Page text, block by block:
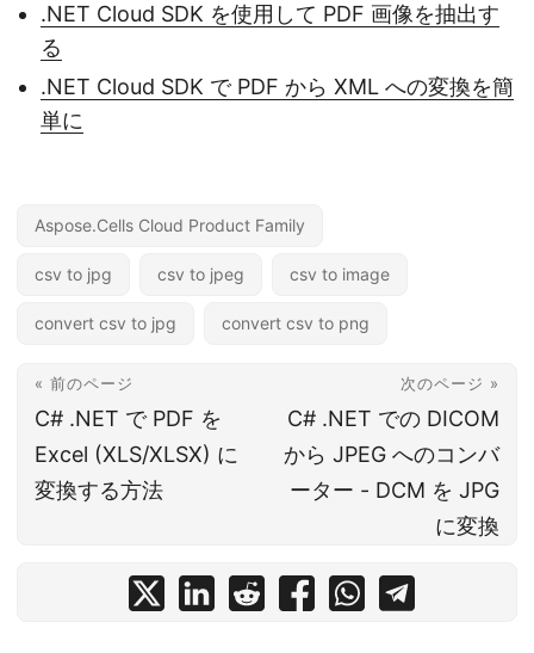
.NET Cloud SDK を使用して PDF 画像を抽出す
る
.NET Cloud SDK で PDF から XML への変換を簡
単に
Aspose.Cells Cloud Product Family
csv to jpg csv to jpeg csv to image
convert csv to jpg convert csv to png
« 前のページ
C# .NET で PDF を
Excel (XLS/XLSX) に
変換する方法
次のページ »
C# .NET での DICOM
から JPEG へのコンバ
ーター - DCM を JPG
に変換